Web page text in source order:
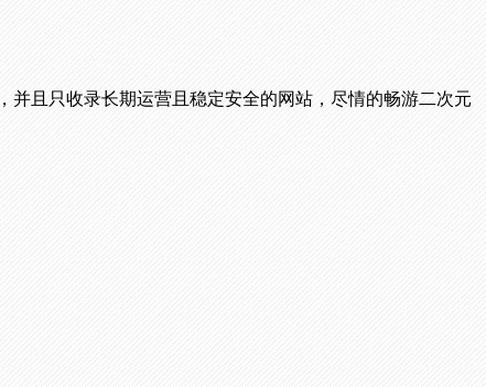
且只收录长期运营且稳定安全的网站，尽情的畅游二次元